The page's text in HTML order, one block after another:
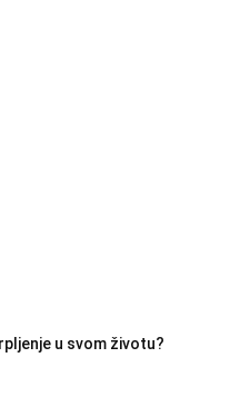
u svom životu?